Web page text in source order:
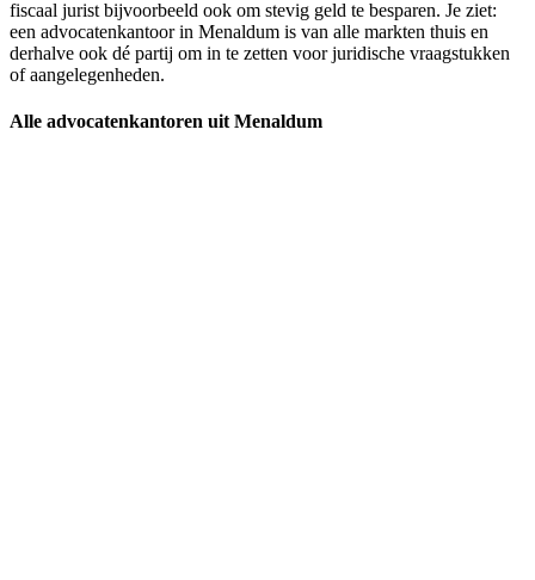
fiscaal jurist bijvoorbeeld ook om stevig geld te besparen. Je ziet:
een advocatenkantoor in Menaldum is van alle markten thuis en
derhalve ook dé partij om in te zetten voor juridische vraagstukken
of aangelegenheden.
Alle advocatenkantoren uit Menaldum